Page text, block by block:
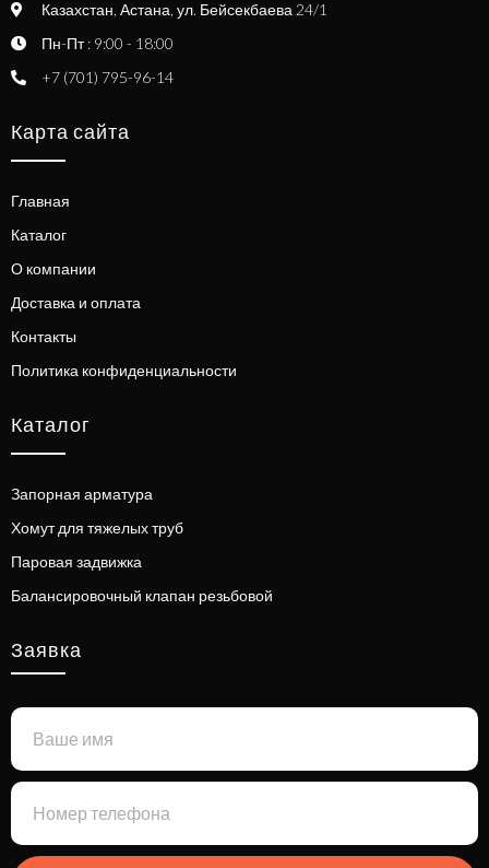
Казахстан, Астана, ул. Бейсекбаева 24/1
Пн-Пт : 9:00 - 18:00
+7 (701) 795-96-14
Карта сайта
Главная
Каталог
О компании
Доставка и оплата
Контакты
Политика конфиденциальности
Каталог
Запорная арматура
Хомут для тяжелых труб
Паровая задвижка
Балансировочный клапан резьбовой
Заявка